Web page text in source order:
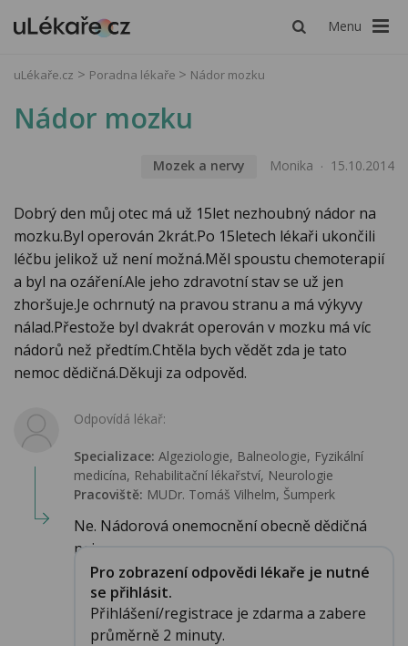
Menu
uLékaře.cz Poradna lékaře Nádor mozku
Nádor mozku
Mozek a nervy Monika 15.10.2014
Dobrý den můj otec má už 15let nezhoubný nádor na
mozku.Byl operován 2krát.Po 15letech lékaři ukončili
léčbu jelikož už není možná.Měl spoustu chemoterapií
a byl na ozáření.Ale jeho zdravotní stav se už jen
zhoršuje.Je ochrnutý na pravou stranu a má výkyvy
nálad.Přestože byl dvakrát operován v mozku má víc
nádorů než předtím.Chtěla bych vědět zda je tato
nemoc dědičná.Děkuji za odpověd.
Odpovídá lékař:
Specializace: Algeziologie, Balneologie, Fyzikální
medicína, Rehabilitační lékařství‎, Neurologie
Pracoviště: MUDr. Tomáš Vilhelm, Šumperk
Ne. Nádorová onemocnění obecně dědičná
nejsou....
Pro zobrazení odpovědi lékaře je nutné
se přihlásit.
Přihlášení/registrace je zdarma a zabere
průměrně 2 minuty.